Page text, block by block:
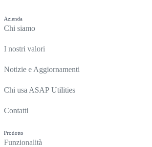
Azienda
Chi siamo
I nostri valori
Notizie e Aggiornamenti
Chi usa ASAP Utilities
Contatti
Prodotto
Funzionalità